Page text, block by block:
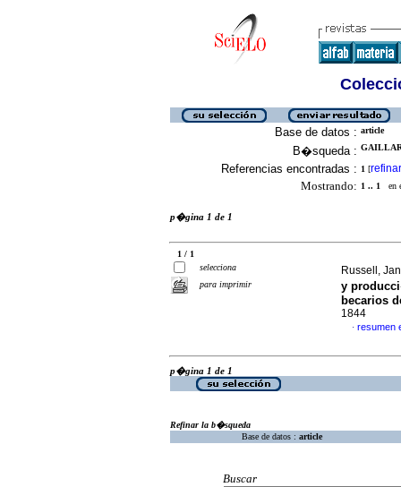
Base de datos : article
B�squeda :
Referencias encontradas : 1 [refinar
Mostrando: 1 .. 1 en
p�gina 1 de 1
1 / 1
selecciona
para imprimir
Russell,
y
becarios
1844
· resumen
p�gina 1 de 1
Refinar la b�squeda
Base de datos : article
Buscar